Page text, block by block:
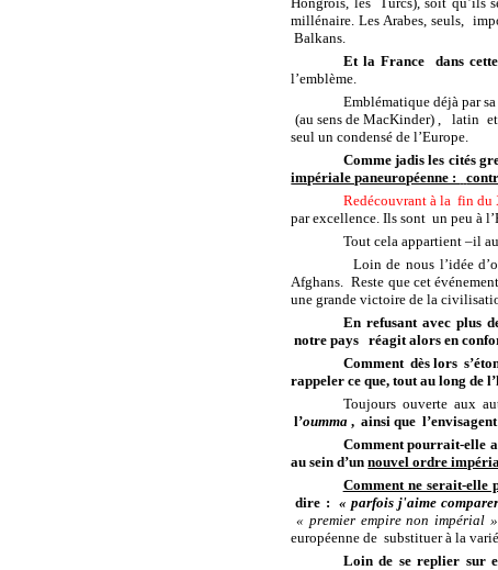
millénaire. Les Arabes, seuls,
Balkans.
Et la France
dans
l’emblème.
Emblématique déjà par
(au sens de MacKinder) ,
latin et
seul un condensé de l’Europe.
Comme jadis les cités
impériale paneuropéenne :
Redécouvrant à la fin du
par excellence. Ils sont un peu à
Tout cela appartient –il au
Loin de nous l’idée
Afghans.
Reste que cet
une grande victoire de la
En refusant avec plus
notre pays
réagit alors en
Comment dès lors
rappeler ce que, tout au long de
Toujours ouverte aux
l’oumma, ainsi que l’envisagent
Comment pourrait-elle
au sein d’unnouvel ordre
Comment ne serait-elle
dire : « parfois j'aime
« premier empire non impérial »
européenne de substituer à la
Loin de se replier sur